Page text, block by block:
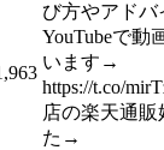
び方やアドバ
YouTubeで動
います→
https://t.co/
店の楽天通販
た→